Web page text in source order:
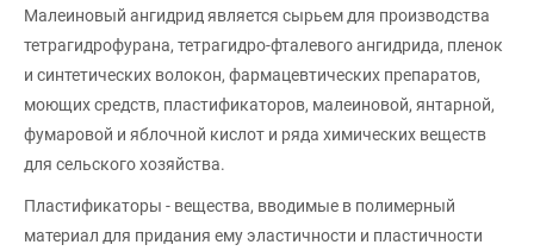
Малеиновый ангидрид является сырьем для производства
тетрагидрофурана, тетрагидро-фталевого ангидрида, пленок
и синтетических волокон, фармацевтических препаратов,
моющих средств, пластификаторов, малеиновой, янтарной,
фумаровой и яблочной кислот и ряда химических веществ
для сельского хозяйства.
Пластификаторы - вещества, вводимые в полимерный
материал для придания ему эластичности и пластичности